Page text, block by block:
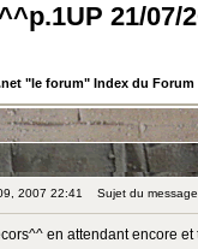
21/07/
"le forum" Index du Forum
2007 22:41 Sujet du
en attendant encore